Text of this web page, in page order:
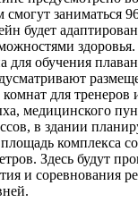
заниматься
будет
здоровья.
для обучения
для тренеров
медицинского
в здании
комплекса
Здесь будут
и соревнования